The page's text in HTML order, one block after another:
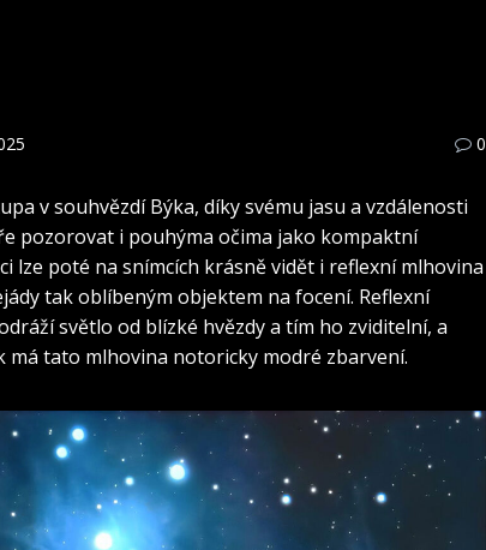
0
v souhvězdí Býka, díky svému jasu a vzdálenosti
pozorovat i pouhýma očima jako kompaktní
lze poté na snímcích krásně vidět i reflexní mlhovina
tak oblíbeným objektem na focení. Reflexní
světlo od blízké hvězdy a tím ho zviditelní, a
má tato mlhovina notoricky modré zbarvení.